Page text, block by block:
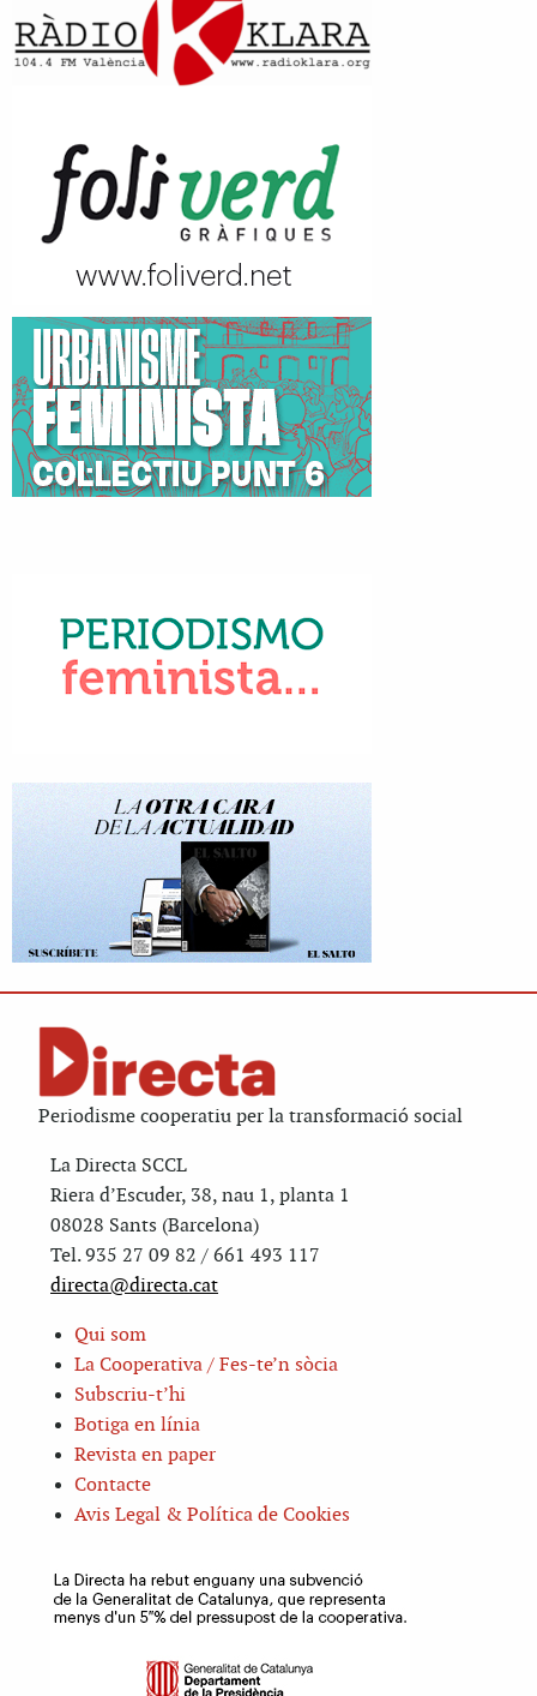
Periodisme cooperatiu per la transformació social
La Directa SCCL
Riera d’Escuder, 38, nau 1, planta 1
08028 Sants (Barcelona)
Tel. 935 27 09 82 / 661 493 117
directa@directa.cat
Qui som
La Cooperativa / Fes-te’n sòcia
Subscriu-t’hi
Botiga en línia
Revista en paper
Contacte
Avis Legal & Política de Cookies